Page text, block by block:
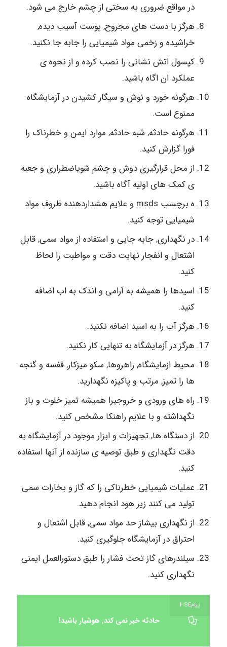
در مواقع ضروری به سختی از چشم خارج می شود.
هرگز با دست های مجروح, پوست آسیب دیده,
خراشیده و زخمی مواد شیمیایی را جابه جا نکنید.
کپسول اتش نشانی را نصب کرده و از نحوه ی
عملکرد ان اگاه باشید.
هرگونه خورد و نوش و سیگار کشیدن در آزمایشگاه
ممنوع است.
هرگونه حادثه, شبه حادثه, موارد ایمن و خطرناک را
فورا گزارش کنید.
از محل قرارگیری دوش و چشم شویاضطراری و جعبه
ی کمک های اولیه آگاه باشید.
ه برچسب msds و علایم هشداردهنده ظروف مواد
شیمیایی توجه کنید.
در نگهداری, جابه جایی و استفاده از مواد سمی, قابل
اشتعال و انفجار نهایت دقت و مواطبت را لحاظ
کنید.
اسیدها را همیشه به آرامی و اندک به اب اضافه
کنید.
هرگز آب را به اسید اضافه نکنید.
هرگز در آزمایشگاه به تنهایی کار نکنید.
محیط ازمایشگاه, راهروها, سکو میزکار, قفسه و گنجه
ها را تمیز, مرتب و پاکیزه نگهدارید.
راه های ورودی و خروجیرا همیشه تمیز خلوت و باز
نگهداشته و با علایم راهنکا مشخص کنید.
از دستگاه ها, تجهیزات و ابزار موجود در آزمایشگاه به
دقت نگهداری و طبق توصیه ی سازنده از آنها استفاده
کنید.
عملیات شیمیایی خطرناکی را که گاز و بخارات سمی
تولید می کنند زیر هود انجام دهید.
از نگهداری بیشاز حد مواد سمی, قابل اشتعال و
احتراق در آزمایشگاه جلوگیری کنید.
سیلندرهای گاز تحت فشار را طبق دستورالعمل ایمنی
نگهداری کنید.
پیامHSE
حادثه خبر نمی کند, هوشیار باشید!